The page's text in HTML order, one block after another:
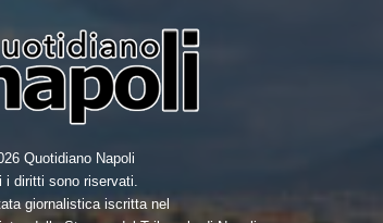
Quotidiano Napoli
i diritti sono riservati.
giornalistica iscritta nel